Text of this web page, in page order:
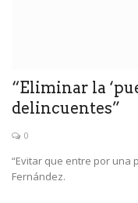
“Eliminar la
delincuentes”
0
“Evitar que entre por una
Fernández.